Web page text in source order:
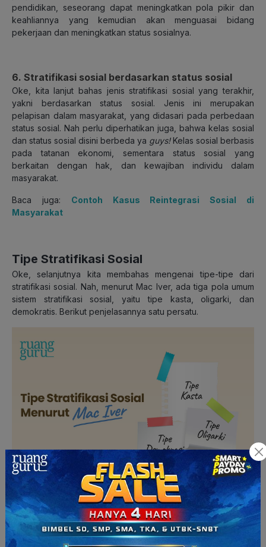
pendidikan, seseorang dapat meningkatkan pola pikir dan
keahliannya yang kemudian akan menguasai bidang
pekerjaan dan meningkatkan status sosialnya.
6. Stratifikasi sosial berdasarkan status sosial
Oke, kita lanjut bahas jenis stratifikasi sosial yang terakhir,
yakni berdasarkan status sosial. Jenis ini merupakan
pelapisan dalam masyarakat, yang didasari pada perbedaan
status sosial. Nah perlu diperhatikan juga, bahwa kelas sosial
dan status sosial disini berbeda ya guys!Kelas sosial berbasis
pada tatanan ekonomi, sementara status sosial yang
berkaitan dengan hak, dan kewajiban individu dalam
masyarakat.
Baca juga: Contoh Kasus Reintegrasi Sosial di
Masyarakat
Tipe Stratifikasi Sosial
Oke, selanjutnya kita membahas mengenai tipe-tipe dari
stratifikasi sosial. Nah, menurut Mac Iver, ada tiga pola umum
sistem stratifikasi sosial, yaitu tipe kasta, oligarki, dan
demokratis. Berikut penjelasannya satu persatu.
A. Tipe Kasta
Tipe kasta memiliki sistem stratifikasi dengan garis pemisah